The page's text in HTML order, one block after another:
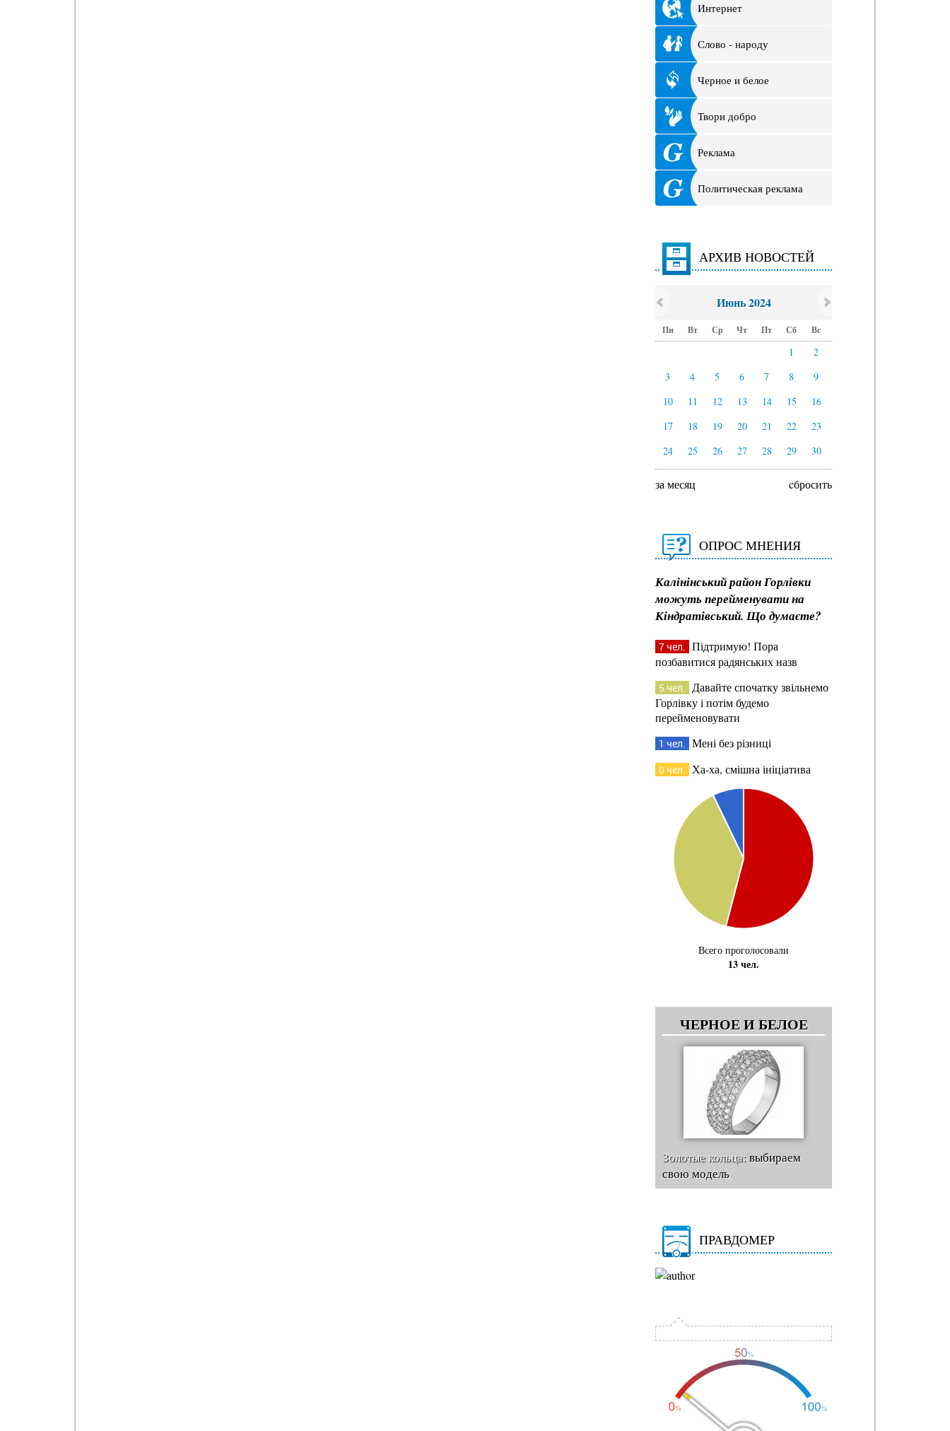
Интернет
Слово - народу
Черное и белое
Твори добро
Реклама
Политическая реклама
АРХИВ НОВОСТЕЙ
Июнь 2024
Пн Вт Ср Чт Пт Сб Вс
1
2
3
4 5 6 7 8
9
10
11 12 13 14 15
16
17
18 19 20 21 22
23
24
25 26 27 28 29 30
за месяц cбросить
ОПРОС МНЕНИЯ
Калінінський район Горлівки
можуть перейменувати на
Кіндратівський. Що думаєте?
7 чел. Підтримую! Пора
позбавитися радянських назв
5 чел. Давайте спочатку звільнемо
Горлівку і потім будемо
перейменовувати
1 чел. Мені без різниці
0 чел. Ха-ха, смішна ініціатива
Всего проголосовали
13 чел.
ЧЕРНОЕ И БЕЛОЕ
Золотые кольца:выбираем
свою модель
ПРАВДОМЕР